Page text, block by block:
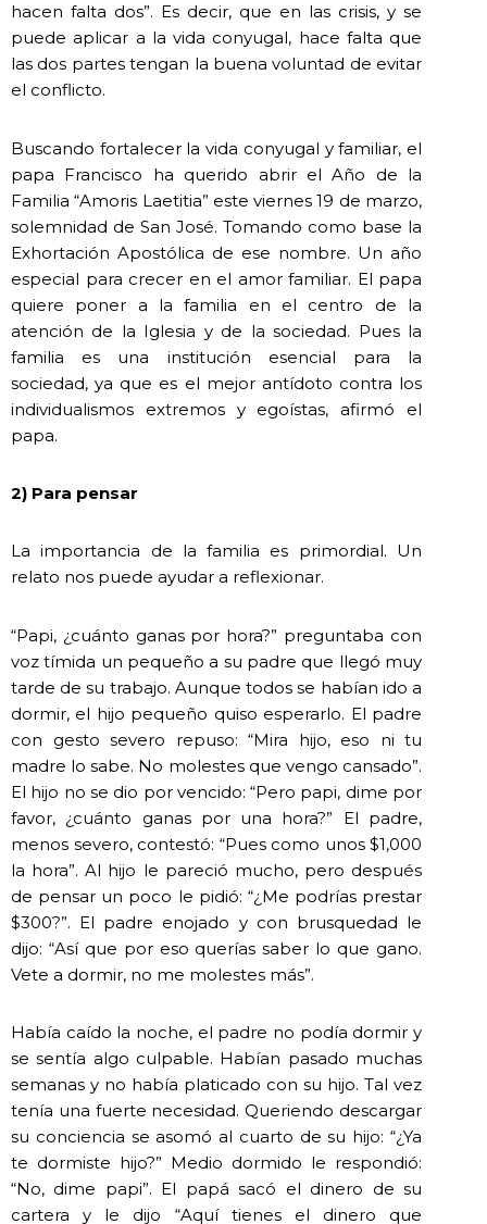
hacen falta dos”. Es decir, que en las crisis, y se
puede aplicar a la vida conyugal, hace falta que
las dos partes tengan la buena voluntad de evitar
el conflicto.
Buscando fortalecer la vida conyugal y familiar, el
papa Francisco ha querido abrir el Año de la
Familia “Amoris Laetitia” este viernes 19 de marzo,
solemnidad de San José. Tomando como base la
Exhortación Apostólica de ese nombre. Un año
especial para crecer en el amor familiar. El papa
quiere poner a la familia en el centro de la
atención de la Iglesia y de la sociedad. Pues la
familia es una institución esencial para la
sociedad, ya que es el mejor antídoto contra los
individualismos extremos y egoístas, afirmó el
papa.
2) Para pensar
La importancia de la familia es primordial. Un
relato nos puede ayudar a reflexionar.
“Papi, ¿cuánto ganas por hora?” preguntaba con
voz tímida un pequeño a su padre que llegó muy
tarde de su trabajo. Aunque todos se habían ido a
dormir, el hijo pequeño quiso esperarlo. El padre
con gesto severo repuso: “Mira hijo, eso ni tu
madre lo sabe. No molestes que vengo cansado”.
El hijo no se dio por vencido: “Pero papi, dime por
favor, ¿cuánto ganas por una hora?” El padre,
menos severo, contestó: “Pues como unos $1,000
la hora”. Al hijo le pareció mucho, pero después
de pensar un poco le pidió: “¿Me podrías prestar
$300?”. El padre enojado y con brusquedad le
dijo: “Así que por eso querías saber lo que gano.
Vete a dormir, no me molestes más”.
Había caído la noche, el padre no podía dormir y
se sentía algo culpable. Habían pasado muchas
semanas y no había platicado con su hijo. Tal vez
tenía una fuerte necesidad. Queriendo descargar
su conciencia se asomó al cuarto de su hijo: “¿Ya
te dormiste hijo?” Medio dormido le respondió:
“No, dime papi”. El papá sacó el dinero de su
cartera y le dijo “Aquí tienes el dinero que